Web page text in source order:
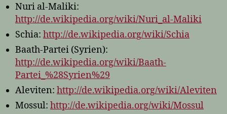
Nuri al-Maliki:
http://de.wikipedia.org/wiki/Nuri_al-Maliki
Schia: http://de.wikipedia.org/wiki/Schia
Baath-Partei (Syrien):
http://de.wikipedia.org/wiki/Baath-
Partei_%28Syrien%29
Aleviten: http://de.wikipedia.org/wiki/Aleviten
Mossul: http://de.wikipedia.org/wiki/Mossul